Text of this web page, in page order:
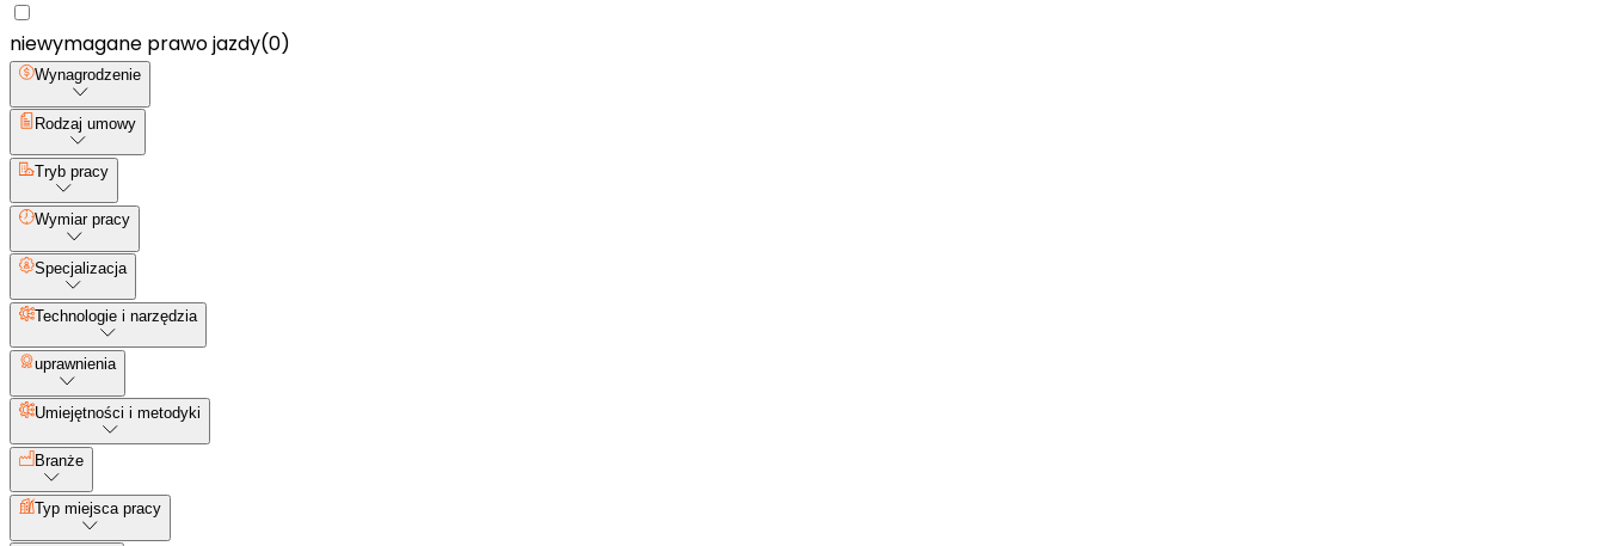
niewymagane prawo jazdy(0)
Wynagrodzenie
Rodzaj umowy
Tryb pracy
Wymiar pracy
Specjalizacja
Technologie i narzędzia
uprawnienia
Umiejętności i metodyki
Branże
Typ miejsca pracy